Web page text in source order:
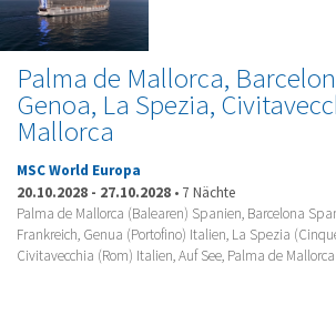
Palma de Mallorca,
Genoa, La Spezia,
Mallorca
MSC World Europa
20.10.2028 - 27.10.2028 • 7 Nächte
Palma de Mallorca (Balearen) Spanien, Barcelona
Frankreich, Genua (Portofino) Italien, La Spezia
Civitavecchia (Rom) Italien, Auf See, Palma de